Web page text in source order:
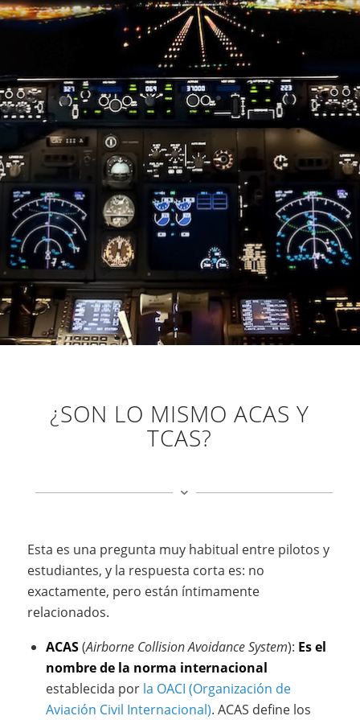
¿SON LO MISMO ACAS Y
TCAS?
Esta es una pregunta muy habitual entre pilotos y
estudiantes, y la respuesta corta es: no
exactamente, pero están íntimamente
relacionados.
ACAS(Airborne Collision Avoidance System): Es el
nombre de la norma internacional
establecida por la OACI (Organización de
Aviación Civil Internacional). ACAS define los